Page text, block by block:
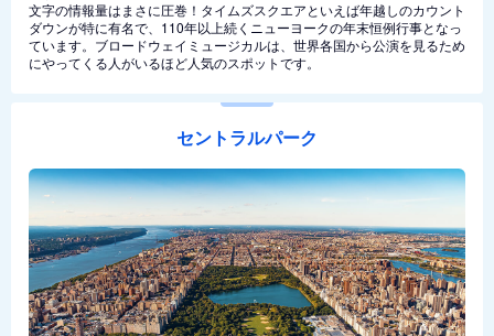
文字の情報量はまさに圧巻！タイムズスクエアといえば年越しのカウント
ダウンが特に有名で、110年以上続くニューヨークの年末恒例行事となっ
ています。ブロードウェイミュージカルは、世界各国から公演を見るため
にやってくる人がいるほど人気のスポットです。
セントラルパーク